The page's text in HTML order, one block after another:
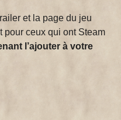
et la page du jeu
pour ceux qui ont Steam
l’ajouter à votre